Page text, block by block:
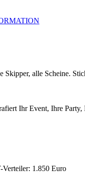
Skipper, alle Scheine.
Ihr Event, Ihre
Verteiler: 1.850 Euro